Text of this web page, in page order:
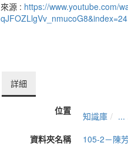
來源 : https://www.youtube.com/
qJFOZLlgVv_nmucoG8&index=24
詳細
位置 知識庫 ...
資料夾名稱
105-2－陳